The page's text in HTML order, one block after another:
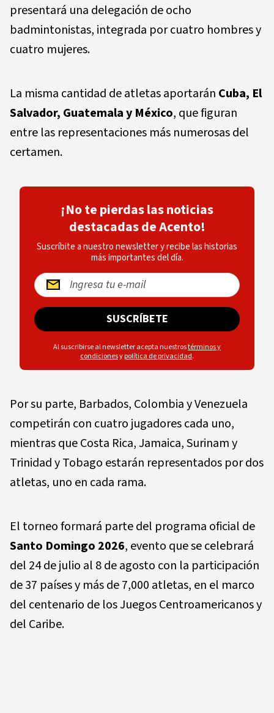
presentará una delegación de ocho
badmintonistas, integrada por cuatro hombres y
cuatro mujeres.
La misma cantidad de atletas aportarán Cuba, El
Salvador, Guatemala y México, que figuran
entre las representaciones más numerosas del
certamen.
¡No te pierdas las noticias
destacadas de Acento!
Suscríbite a nuestro newsletter y recibe las historias
más importantes del día.
SUSCRÍBETE
Al suscribirse al newsletter acepta nuestrostérminos y
condicionesypolítica de privacidad.
Por su parte, Barbados, Colombia y Venezuela
competirán con cuatro jugadores cada uno,
mientras que Costa Rica, Jamaica, Surinam y
Trinidad y Tobago estarán representados por dos
atletas, uno en cada rama.
El torneo formará parte del programa oficial de
Santo Domingo 2026, evento que se celebrará
del 24 de julio al 8 de agosto con la participación
de 37 países y más de 7,000 atletas, en el marco
del centenario de los Juegos Centroamericanos y
del Caribe.